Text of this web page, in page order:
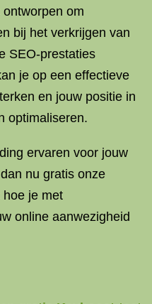
om
bij het verkrijgen van
SEO-prestaties
je op een effectieve
en jouw positie in
optimaliseren.
ervaren voor jouw
nu gratis onze
hoe je met
online aanwezigheid